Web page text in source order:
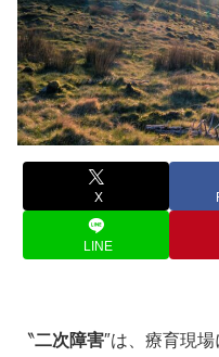
X
LINE
〝二次障害″は、療育現